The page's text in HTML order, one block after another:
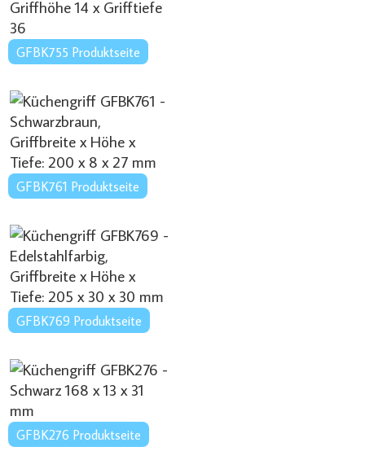
GFBK755 Produktseite
GFBK761 Produktseite
GFBK769 Produktseite
GFBK276 Produktseite